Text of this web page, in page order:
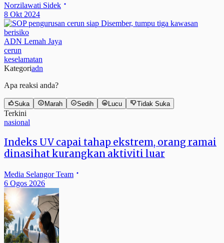
Norzilawati Sidek
8 Okt 2024
ADN Lemah Jaya
cerun
keselamatan
Kategoriadn
Apa reaksi anda?
Suka Marah Sedih Lucu Tidak Suka
Terkini
nasional
Indeks UV capai tahap ekstrem, orang ramai
dinasihat kurangkan aktiviti luar
Media Selangor Team
6 Ogos 2026